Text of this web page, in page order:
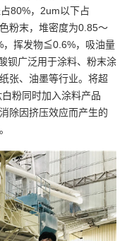
80%，2um以下占
粉末，堆密度为0.85～
，挥发物≦0.6%，吸油量
钡广泛用于涂料、粉末涂
张、油墨等行业。将超
粉同时加入涂料产品
除因挤压效应而产生的